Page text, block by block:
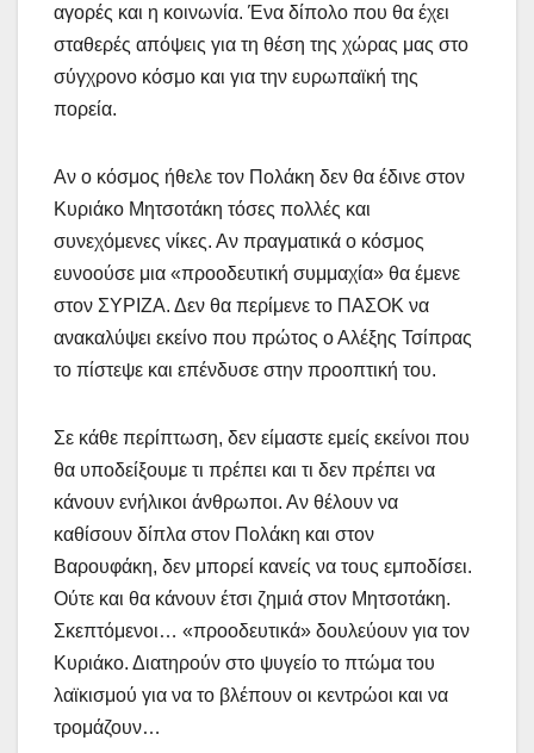
αγορές και η κοινωνία. Ένα δίπολο που θα έχει
σταθερές απόψεις για τη θέση της χώρας μας στο
σύγχρονο κόσμο και για την ευρωπαϊκή της
πορεία.
Αν ο κόσμος ήθελε τον Πολάκη δεν θα έδινε στον
Κυριάκο Μητσοτάκη τόσες πολλές και
συνεχόμενες νίκες. Αν πραγματικά ο κόσμος
ευνοούσε μια «προοδευτική συμμαχία» θα έμενε
στον ΣΥΡΙΖΑ. Δεν θα περίμενε το ΠΑΣΟΚ να
ανακαλύψει εκείνο που πρώτος ο Αλέξης Τσίπρας
το πίστεψε και επένδυσε στην προοπτική του.
Σε κάθε περίπτωση, δεν είμαστε εμείς εκείνοι που
θα υποδείξουμε τι πρέπει και τι δεν πρέπει να
κάνουν ενήλικοι άνθρωποι. Αν θέλουν να
καθίσουν δίπλα στον Πολάκη και στον
Βαρουφάκη, δεν μπορεί κανείς να τους εμποδίσει.
Ούτε και θα κάνουν έτσι ζημιά στον Μητσοτάκη.
Σκεπτόμενοι… «προοδευτικά» δουλεύουν για τον
Κυριάκο. Διατηρούν στο ψυγείο το πτώμα του
λαϊκισμού για να το βλέπουν οι κεντρώοι και να
τρομάζουν…